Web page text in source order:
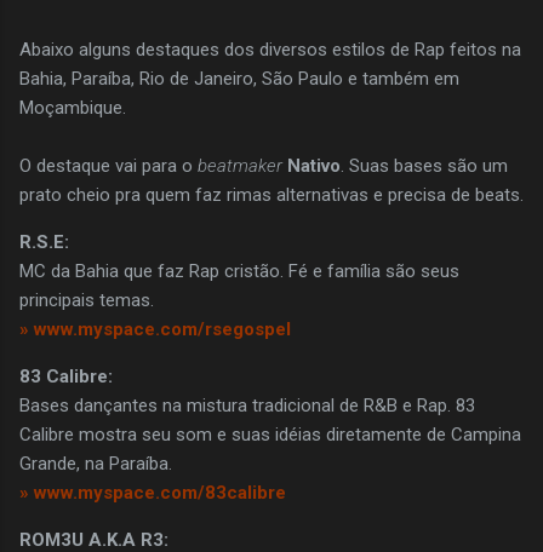
Abaixo alguns destaques dos diversos estilos de Rap feitos na
Bahia, Paraíba, Rio de Janeiro, São Paulo e também em
Moçambique.
O destaque vai para o beatmaker Nativo . Suas bases são um
prato cheio pra quem faz rimas alternativas e precisa de beats.
R.S.E:
MC da Bahia que faz Rap cristão. Fé e família são seus
principais temas.
» www.myspace.com/rsegospel
83 Calibre:
Bases dançantes na mistura tradicional de R&B e Rap. 83
Calibre mostra seu som e suas idéias diretamente de Campina
Grande, na Paraíba.
» www.myspace.com/83calibre
ROM3U A.K.A R3: